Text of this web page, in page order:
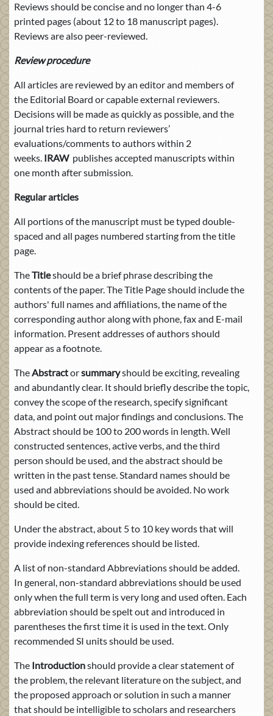
Reviews should be concise and no longer than 4-6
printed pages (about 12 to 18 manuscript pages).
Reviews are also peer-reviewed.
Review procedure
All articles are reviewed by an editor and members of
the Editorial Board or capable external reviewers.
Decisions will be made as quickly as possible, and the
journal tries hard to return reviewers’
evaluations/comments to authors within 2
weeks. IRAW publishes accepted manuscripts within
one month after submission.
Regular articles
All portions of the manuscript must be typed double-
spaced and all pages numbered starting from the title
page.
TheTitleshould be a brief phrase describing the
contents of the paper. The Title Page should include the
authors' full names and affiliations, the name of the
corresponding author along with phone, fax and E-mail
information. Present addresses of authors should
appear as a footnote.
TheAbstractorsummaryshould be exciting, revealing
and abundantly clear. It should briefly describe the topic,
convey the scope of the research, specify significant
data, and point out major findings and conclusions. The
Abstract should be 100 to 200 words in length. Well
constructed sentences, active verbs, and the third
person should be used, and the abstract should be
written in the past tense. Standard names should be
used and abbreviations should be avoided. No work
should be cited.
Under the abstract, about 5 to 10 key words that will
provide indexing references should be listed.
A list of non-standard Abbreviations should be added.
In general, non-standard abbreviations should be used
only when the full term is very long and used often. Each
abbreviation should be spelt out and introduced in
parentheses the first time it is used in the text. Only
recommended SI units should be used.
The Introductionshould provide a clear statement of
the problem, the relevant literature on the subject, and
the proposed approach or solution in such a manner
that should be intelligible to scholars and researchers